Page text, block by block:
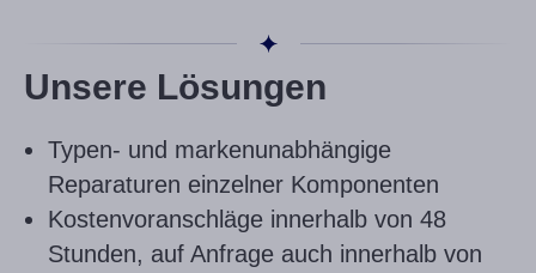
Unsere Lösungen
Typen- und markenunabhängige
Reparaturen einzelner Komponenten
Kostenvoranschläge innerhalb von 48
Stunden, auf Anfrage auch innerhalb von